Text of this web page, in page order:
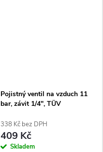
Pojistný ventil na vzduch 11
bar, závit 1/4", TÜV
338 Kč bez DPH
409 Kč
Skladem